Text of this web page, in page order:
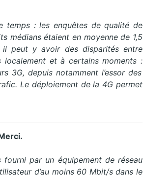
temps :les enquêtes de qualité de
médians étaient en moyenne de 1,5
il peut y avoir des disparités entre
localement et à certains moments :
3G, depuis notamment l’essor des
Le déploiement dela 4G permet
par un équipement de réseau
d’au moins 60 Mbit/s dans le